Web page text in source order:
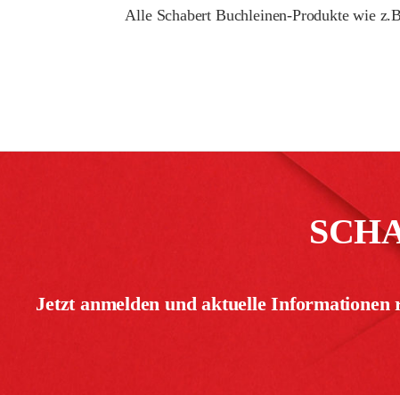
Alle Schabert Buchleinen-Produkte wie
Jetzt anmelden und aktuelle